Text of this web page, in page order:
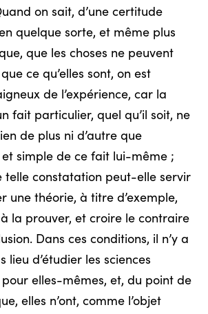
on sait, d’une certitude
quelque sorte, et même plus
que les choses ne peuvent
ce qu’elles sont, on est
de l’expérience, car la
fait particulier, quel qu’il soit, ne
de plus ni d’autre que
et simple de ce fait lui-même ;
telle constatation peut-elle servir
une théorie, à titre d’exemple,
la prouver, et croire le contraire
Dans ces conditions, il n’y a
lieu d’étudier les sciences
elles-mêmes, et, du point de
elles n’ont, comme l’objet